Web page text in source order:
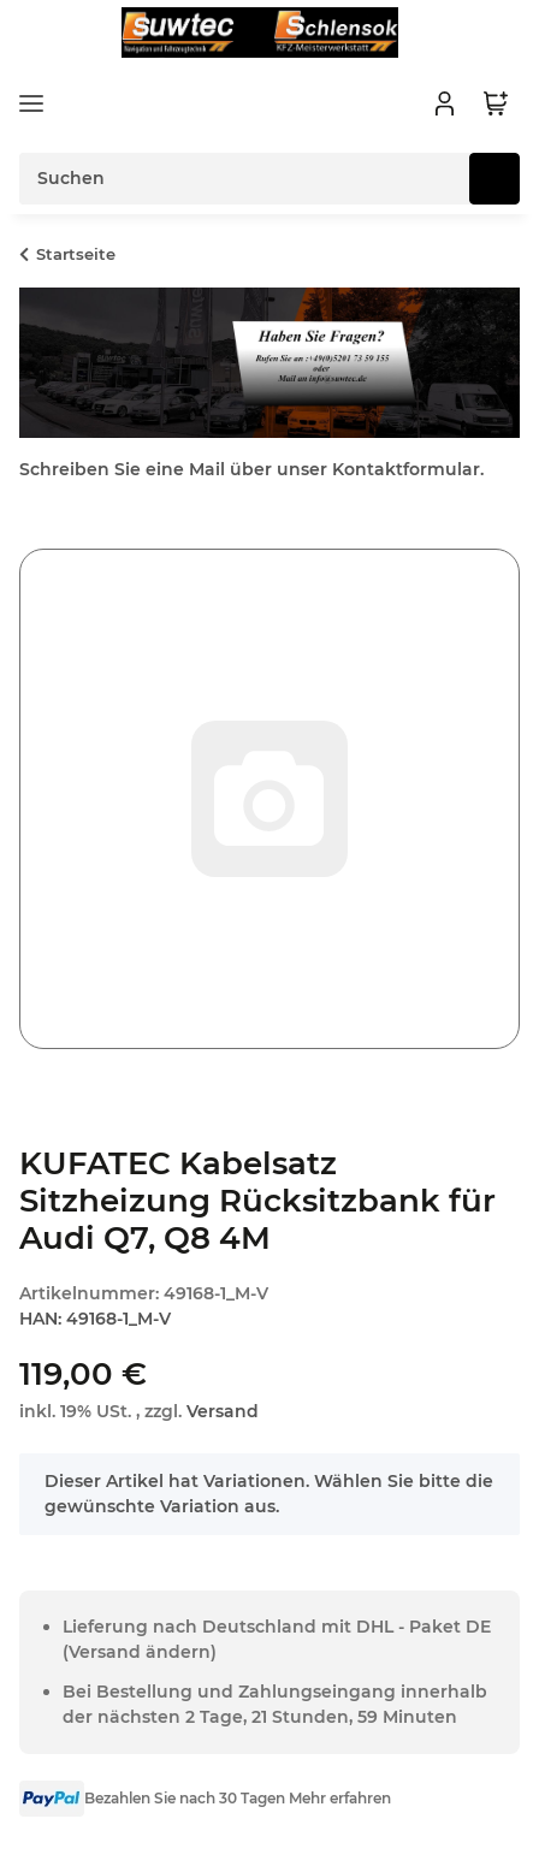
Startseite
Schreiben Sie eine Mail über unser Kontaktformular.
KUFATEC Kabelsatz
Sitzheizung Rücksitzbank für
Audi Q7, Q8 4M
Artikelnummer: 49168-1_M-V
HAN: 49168-1_M-V
119,00 €
inkl. 19% USt. , zzgl. Versand
x
Dieser Artikel hat Variationen. Wählen Sie bitte die
gewünschte Variation aus.
Lieferung nach Deutschland mit DHL - Paket DE
(Versand ändern)
Bei Bestellung und Zahlungseingang innerhalb
der nächsten 2 Tage, 21 Stunden, 59 Minuten
Bezahlen Sie nach 30 Tagen Mehr erfahren